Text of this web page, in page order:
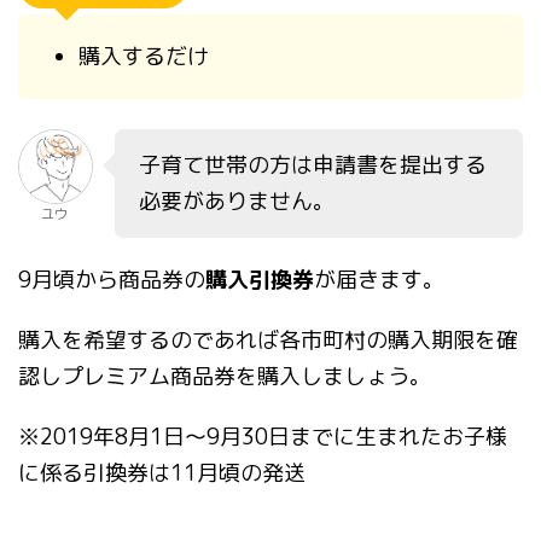
購入するだけ
ユウ
子育て世帯の方は申請書を提出する
必要がありません。
9月頃から商品券の購入引換券が届きます。
購入を希望するのであれば各市町村の購入期限を確
認しプレミアム商品券を購入しましょう。
※2019年8月1日～9月30日までに生まれたお子様
に係る引換券は11月頃の発送